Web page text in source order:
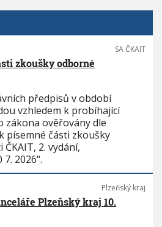
SA ČKAIT
zkoušky odborné
předpisů v období
vzhledem k probíhající
zákona ověřovány dle
písemné části zkoušky
2. vydání,
2026“.
Plzeňský kraj
Plzeňský kraj 10.